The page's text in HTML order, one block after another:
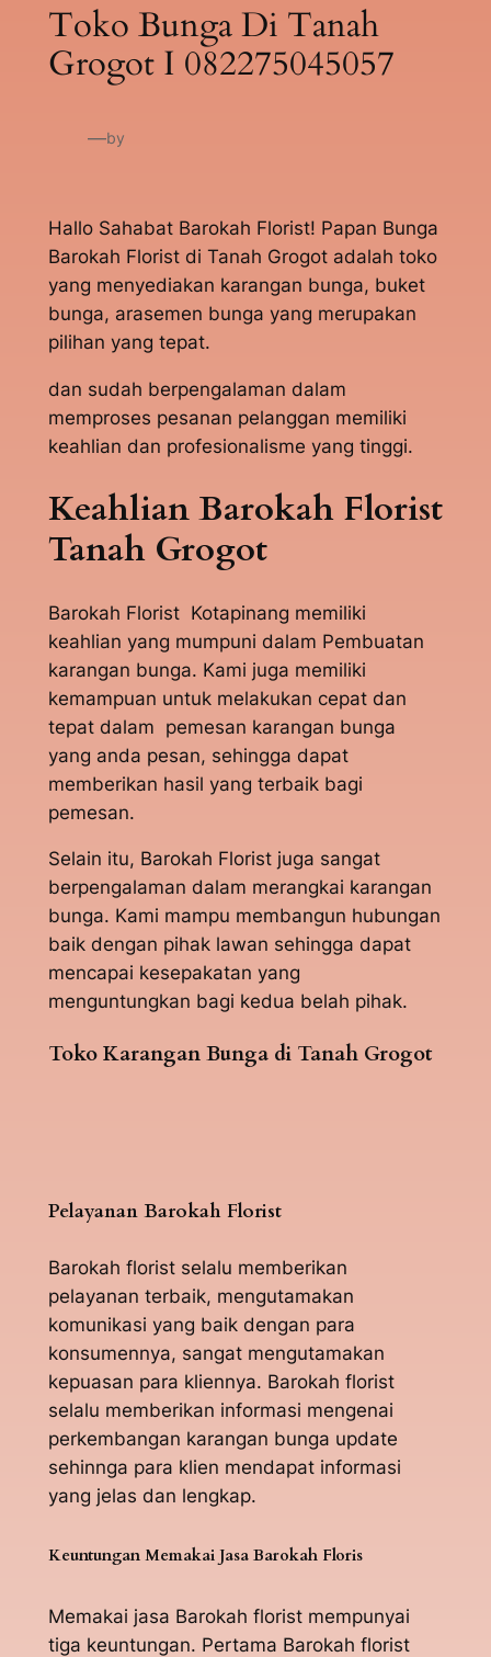
Toko Bunga Di Tanah
Grogot I 082275045057
—by
Hallo Sahabat Barokah Florist! Papan Bunga
Barokah Florist di Tanah Grogot adalah toko
yang menyediakan karangan bunga, buket
bunga, arasemen bunga yang merupakan
pilihan yang tepat.
dan sudah berpengalaman dalam
memproses pesanan pelanggan memiliki
keahlian dan profesionalisme yang tinggi.
Keahlian Barokah Florist
Tanah Grogot
Barokah Florist Kotapinang memiliki
keahlian yang mumpuni dalam Pembuatan
karangan bunga. Kami juga memiliki
kemampuan untuk melakukan cepat dan
tepat dalam pemesan karangan bunga
yang anda pesan, sehingga dapat
memberikan hasil yang terbaik bagi
pemesan.
Selain itu, Barokah Florist juga sangat
berpengalaman dalam merangkai karangan
bunga. Kami mampu membangun hubungan
baik dengan pihak lawan sehingga dapat
mencapai kesepakatan yang
menguntungkan bagi kedua belah pihak.
Toko Karangan Bunga di Tanah Grogot
Pelayanan Barokah Florist
Barokah florist selalu memberikan
pelayanan terbaik, mengutamakan
komunikasi yang baik dengan para
konsumennya, sangat mengutamakan
kepuasan para kliennya. Barokah florist
selalu memberikan informasi mengenai
perkembangan karangan bunga update
sehinnga para klien mendapat informasi
yang jelas dan lengkap.
Keuntungan Memakai Jasa Barokah Floris
Memakai jasa Barokah florist mempunyai
tiga keuntungan. Pertama Barokah florist